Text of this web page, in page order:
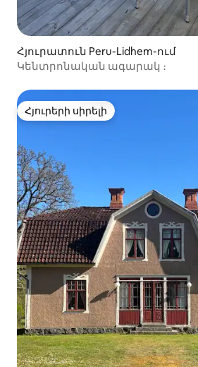
Հյուրատուն Peru-Lidhem-ում
Կենտրոնական ագարակ ։
Հյուրերի սիրելի
Հյուրերի սիրելի